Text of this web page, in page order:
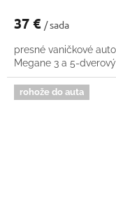
37 € / sada
presné vaničkové
Megane 3 a 5-
rohože do auta